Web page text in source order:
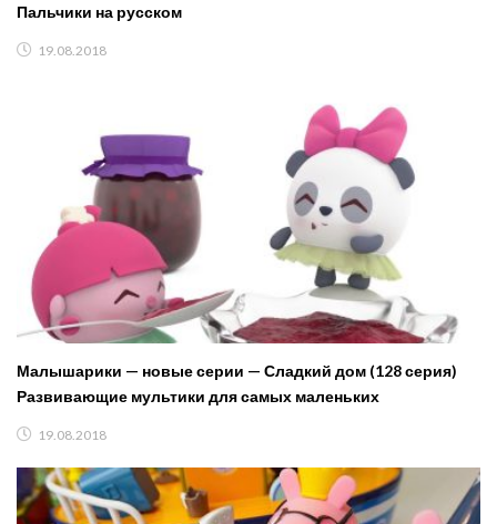
Пальчики на русском
19.08.2018
Малышарики — новые серии — Сладкий дом (128 серия)
Развивающие мультики для самых маленьких
19.08.2018